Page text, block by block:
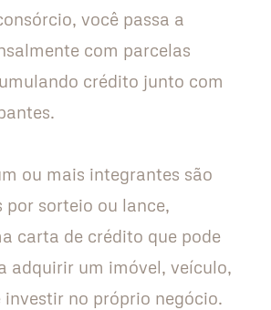
você passa a
com parcelas
crédito junto com
ou mais integrantes são
por sorteio ou lance,
carta de crédito que pode
adquirir um imóvel, veículo,
investir no próprio negócio.